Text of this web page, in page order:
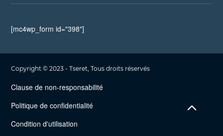
[mc4wp_form id="398"]
Copyright © 2023 - Tseret, Tous droits réservés
Clause de non-responsabilité
Politique de confidentialité
Condition d'utilisation